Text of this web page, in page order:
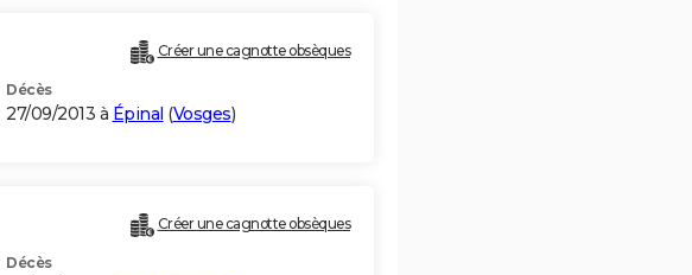
Créer une cagnotte obsèques
Décès
27/09/2013 à Épinal (Vosges)
Créer une cagnotte obsèques
Décès